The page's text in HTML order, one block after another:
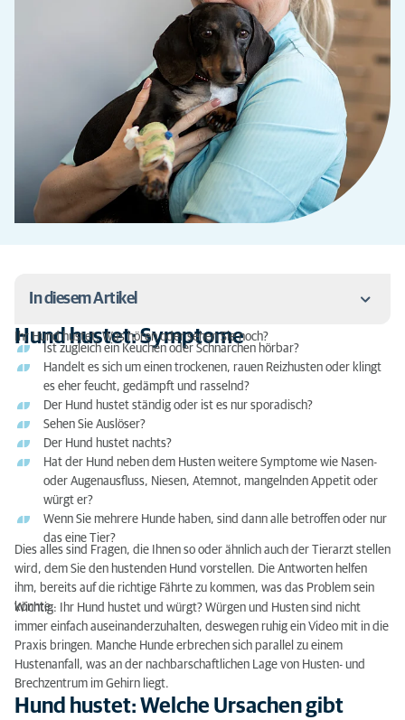
In diesem Artikel
Hund hustet: Symptome
Hund hustet: Welche Ursachen gibt es?
Hund hustet: Therapie
Hund hustet: Symptome
Ihr Hund hustet: Was hören oder sehen Sie noch?
Ist zugleich ein Keuchen oder Schnarchen hörbar?
Handelt es sich um einen trockenen, rauen Reizhusten oder klingt
es eher feucht, gedämpft und rasselnd?
Der Hund hustet ständig oder ist es nur sporadisch?
Sehen Sie Auslöser?
Der Hund hustet nachts?
Hat der Hund neben dem Husten weitere Symptome wie Nasen-
oder Augenausfluss, Niesen, Atemnot, mangelnden Appetit oder
würgt er?
Wenn Sie mehrere Hunde haben, sind dann alle betroffen oder nur
das eine Tier?
Dies alles sind Fragen, die Ihnen so oder ähnlich auch der Tierarzt stellen
wird, dem Sie den hustenden Hund vorstellen. Die Antworten helfen
ihm, bereits auf die richtige Fährte zu kommen, was das Problem sein
könnte.
Wichtig: Ihr Hund hustet und würgt? Würgen und Husten sind nicht
immer einfach auseinanderzuhalten, deswegen ruhig ein Video mit in die
Praxis bringen. Manche Hunde erbrechen sich parallel zu einem
Hustenanfall, was an der nachbarschaftlichen Lage von Husten- und
Brechzentrum im Gehirn liegt.
Hund hustet: Welche Ursachen gibt